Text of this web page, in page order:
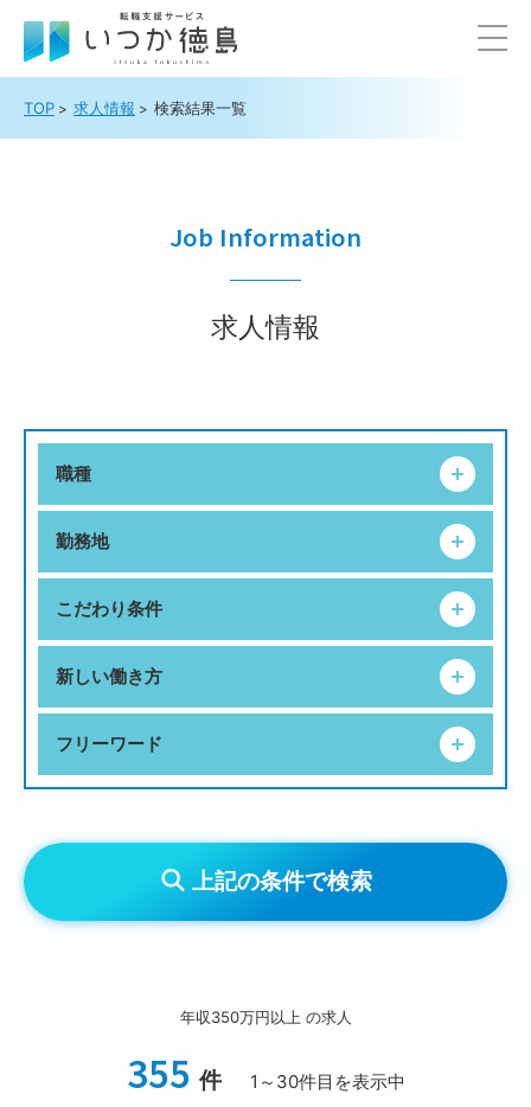
TOP 求人情報 検索結果一覧
Job Information
求人情報
職種
勤務地
こだわり条件
新しい働き方
フリーワード
上記の条件で検索
年収350万円以上 の求人
355 件 1～30件目を表示中